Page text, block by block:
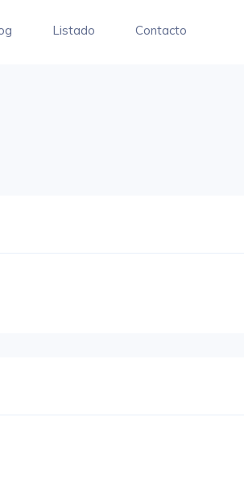
Listado Contacto